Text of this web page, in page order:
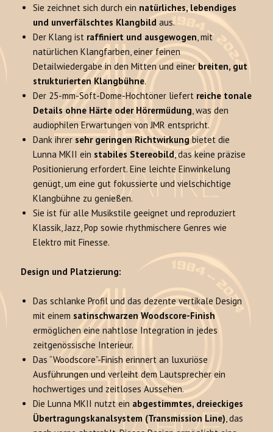
Sie zeichnet sich durch ein natürliches, lebendiges
und unverfälschtes Klangbild aus.
Der Klang ist raffiniert und ausgewogen, mit
natürlichen Klangfarben, einer feinen
Detailwiedergabe in den Mitten und einerbreiten, gut
strukturierten Klangbühne.
Der 25-mm-Soft-Dome-Hochtöner liefert reiche tonale
Details ohne Härte oder Hörermüdung, was den
audiophilen Erwartungen von JMR entspricht.
Dank ihrersehr geringen Richtwirkungbietet die
Lunna MKII ein stabiles Stereobild, das keine präzise
Positionierung erfordert. Eine leichte Einwinkelung
genügt, um eine gut fokussierte und vielschichtige
Klangbühne zu genießen.
Sie ist für alle Musikstile geeignet und reproduziert
Klassik, Jazz, Pop sowie rhythmischere Genres wie
Elektro mit Finesse.
Design und Platzierung:
Das schlanke Profil und das dezente vertikale Design
mit einem satinschwarzen Woodscore-Finish
ermöglichen eine nahtlose Integration in jedes
zeitgenössische Interieur.
Das “Woodscore”-Finish erinnert an luxuriöse
Ausführungen und verleiht dem Lautsprecher ein
hochwertiges und zeitloses Aussehen.
Die Lunna MKII nutzt ein abgestimmtes, dreieckiges
Übertragungskanalsystem (Transmission Line), das